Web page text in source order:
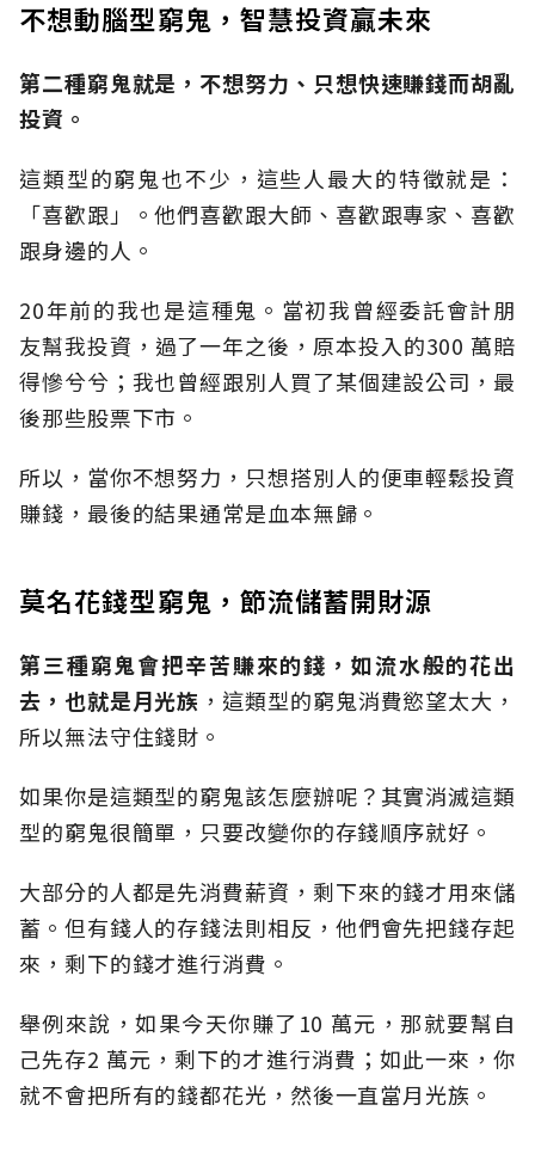
不想動腦型窮鬼，智慧投資贏未來
第二種窮鬼就是，不想努力、只想快速賺錢而胡亂
投資。
這類型的窮鬼也不少，這些人最大的特徵就是：
「喜歡跟」。他們喜歡跟大師、喜歡跟專家、喜歡
跟身邊的人。
20年前的我也是這種鬼。當初我曾經委託會計朋
友幫我投資，過了一年之後，原本投入的300 萬賠
得慘兮兮；我也曾經跟別人買了某個建設公司，最
後那些股票下市。
所以，當你不想努力，只想搭別人的便車輕鬆投資
賺錢，最後的結果通常是血本無歸。
莫名花錢型窮鬼，節流儲蓄開財源
第三種窮鬼會把辛苦賺來的錢，如流水般的花出
去，也就是月光族 ，這類型的窮鬼消費慾望太大，
所以無法守住錢財。
如果你是這類型的窮鬼該怎麼辦呢？其實消滅這類
型的窮鬼很簡單，只要改變你的存錢順序就好。
大部分的人都是先消費薪資，剩下來的錢才用來儲
蓄。但有錢人的存錢法則相反，他們會先把錢存起
來，剩下的錢才進行消費。
舉例來說，如果今天你賺了10 萬元，那就要幫自
己先存2 萬元，剩下的才進行消費；如此一來，你
就不會把所有的錢都花光，然後一直當月光族。